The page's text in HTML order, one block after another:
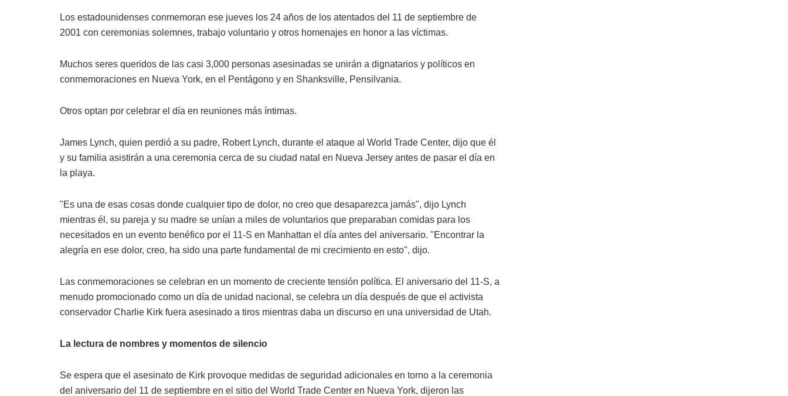
Los estadounidenses conmemoran ese jueves los 24 años de los atentados del 11 de septiembre de
2001 con ceremonias solemnes, trabajo voluntario y otros homenajes en honor a las víctimas.
Muchos seres queridos de las casi 3,000 personas asesinadas se unirán a dignatarios y políticos en
conmemoraciones en Nueva York, en el Pentágono y en Shanksville, Pensilvania.
Otros optan por celebrar el día en reuniones más íntimas.
James Lynch, quien perdió a su padre, Robert Lynch, durante el ataque al World Trade Center, dijo que él
y su familia asistirán a una ceremonia cerca de su ciudad natal en Nueva Jersey antes de pasar el día en
la playa.
"Es una de esas cosas donde cualquier tipo de dolor, no creo que desaparezca jamás", dijo Lynch
mientras él, su pareja y su madre se unían a miles de voluntarios que preparaban comidas para los
necesitados en un evento benéfico por el 11-S en Manhattan el día antes del aniversario. "Encontrar la
alegría en ese dolor, creo, ha sido una parte fundamental de mi crecimiento en esto", dijo.
Las conmemoraciones se celebran en un momento de creciente tensión política. El aniversario del 11-S, a
menudo promocionado como un día de unidad nacional, se celebra un día después de que el activista
conservador Charlie Kirk fuera asesinado a tiros mientras daba un discurso en una universidad de Utah.
La lectura de nombres y momentos de silencio
Se espera que el asesinato de Kirk provoque medidas de seguridad adicionales en torno a la ceremonia
del aniversario del 11 de septiembre en el sitio del World Trade Center en Nueva York, dijeron las